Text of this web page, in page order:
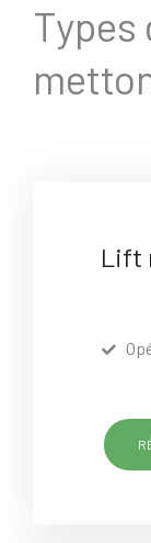
Types
Lift